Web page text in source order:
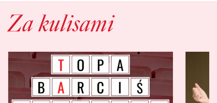
Za kulisami